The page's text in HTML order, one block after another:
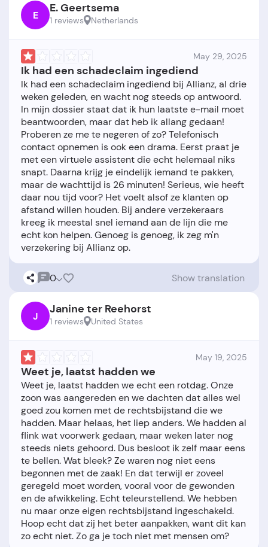
E E. Geertsema
1 reviews Netherlands
May 29, 2025
Ik had een schadeclaim ingediend
Ik had een schadeclaim ingediend bij Allianz, al drie
weken geleden, en wacht nog steeds op antwoord.
In mijn dossier staat dat ik hun laatste e-mail moet
beantwoorden, maar dat heb ik allang gedaan!
Proberen ze me te negeren of zo? Telefonisch
contact opnemen is ook een drama. Eerst praat je
met een virtuele assistent die echt helemaal niks
snapt. Daarna krijg je eindelijk iemand te pakken,
maar de wachttijd is 26 minuten! Serieus, wie heeft
daar nou tijd voor? Het voelt alsof ze klanten op
afstand willen houden. Bij andere verzekeraars
kreeg ik meestal snel iemand aan de lijn die me
echt kon helpen. Genoeg is genoeg, ik zeg m'n
0 Show translation
J Janine ter Reehorst
1 reviews United States
May 19, 2025
Weet je, laatst hadden we
Weet je, laatst hadden we echt een rotdag. Onze
zoon was aangereden en we dachten dat alles wel
goed zou komen met de rechtsbijstand die we
hadden. Maar helaas, het liep anders. We hadden al
flink wat voorwerk gedaan, maar weken later nog
steeds niets gehoord. Dus besloot ik zelf maar eens
te bellen. Wat bleek? Ze waren nog niet eens
begonnen met de zaak! En dat terwijl er zoveel
geregeld moet worden, vooral voor de gewonden
en de afwikkeling. Echt teleurstellend. We hebben
nu maar onze eigen rechtsbijstand ingeschakeld.
Hoop echt dat zij het beter aanpakken, want dit kan